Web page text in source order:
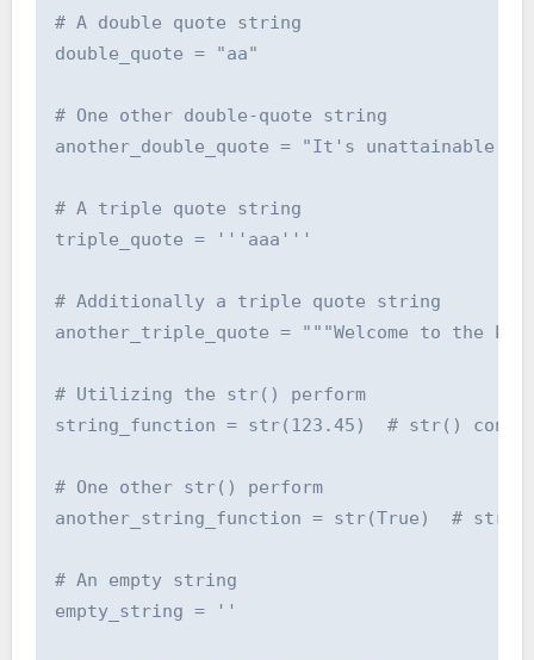
# A double quote string
double_quote = "aa"
# One other double-quote string
another_double_quote = "It's
# A triple quote string
triple_quote = '''aaa'''
# Additionally a triple quote string
another_triple_quote = """Welcome to the
# Utilizing the str() perform
string_function = str(123.45)  # str()
# One other str() perform
another_string_function = str(True)  #
# An empty string
empty_string = ''